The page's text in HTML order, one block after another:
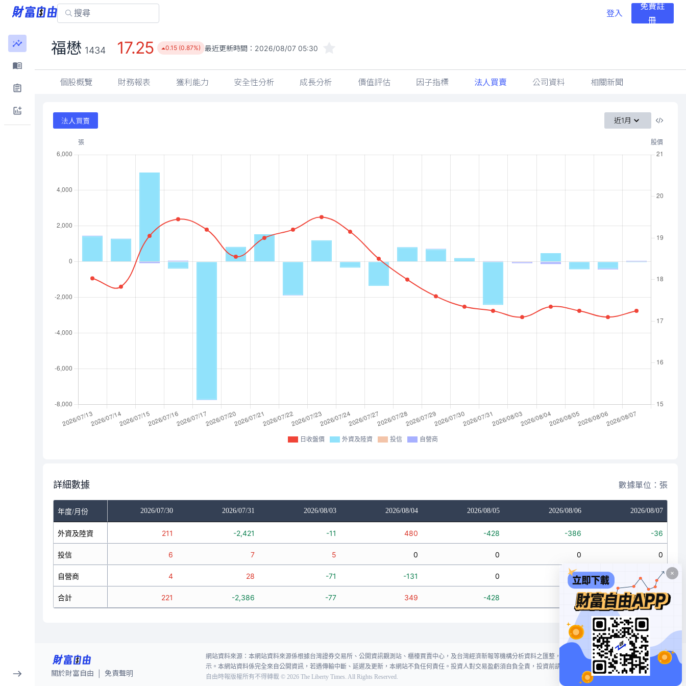
登入
免費註
冊
福懋 1434 17.25 0.15 (0.87%) 最近更新時間： 2026/08/07 05:30
個股概覽 財務報表 獲利能力 安全性分析 成長分析 價值評估 因子指標 法人買賣 公司資料 相關新聞
法人買賣 近1月
日收盤價 外資及陸資 投信 自營商
詳細數據 數據單位：張
年度/月份
2026/07/29 2026/07/30 2026/07/31 2026/08/03 2026/08/04 2026/08/05 2026/08/06 2026/08/07
外資及陸資
投信
自營商
合計
699 211 -2,421 -11 480 -428 -386 -36
6 7 5 0 0 0 0
4 28 -71 -131 0 -51 50
221 -2,386 -77 349 -428 -437 14
關於財富自由 免責聲明
網站資料來源：本網站資料來源係根據台灣證券交易所、公開資訊觀測站、櫃檯買賣中心，及台灣經濟新報等機構分析資料之匯整，本網站對投資人買賣不作任何建議或暗
示。本網站資料係完全來自公開資訊，若遇傳輸中斷、延遲及更新，本網站不負任何責任。投資人對交易盈虧須自負全責，投資前請謹慎評估風險。
自由時報版權所有不得轉載 © 2026 The Liberty Times. All Rights Reserved.